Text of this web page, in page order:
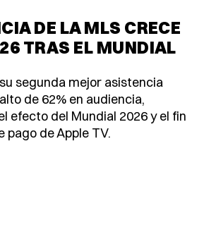
DE LA MLS CRECE
TRAS EL MUNDIAL
segunda mejor asistencia
de 62% en audiencia,
efecto del Mundial 2026 y el fin
pago de Apple TV.